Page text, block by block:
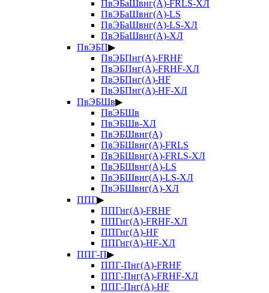
ПвЭБаШвнг(А)-FRLS-ХЛ
ПвЭБаШвнг(А)-LS
ПвЭБаШвнг(А)-LS-ХЛ
ПвЭБаШвнг(А)-ХЛ
ПвЭБП▶
ПвЭБПнг(А)-FRHF
ПвЭБПнг(А)-FRHF-ХЛ
ПвЭБПнг(А)-HF
ПвЭБПнг(А)-HF-ХЛ
ПвЭБШв▶
ПвЭБШв
ПвЭБШв-ХЛ
ПвЭБШвнг(А)
ПвЭБШвнг(А)-FRLS
ПвЭБШвнг(А)-FRLS-ХЛ
ПвЭБШвнг(А)-LS
ПвЭБШвнг(А)-LS-ХЛ
ПвЭБШвнг(А)-ХЛ
ППГ▶
ППГнг(А)-FRHF
ППГнг(А)-FRHF-ХЛ
ППГнг(А)-HF
ППГнг(А)-HF-ХЛ
ППГ-П▶
ППГ-Пнг(А)-FRHF
ППГ-Пнг(А)-FRHF-ХЛ
ППГ-Пнг(А)-HF